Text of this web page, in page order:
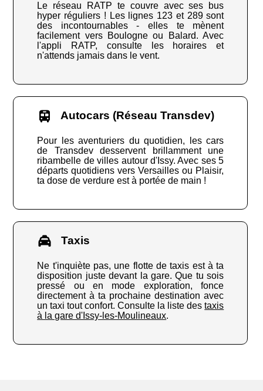
Le réseau RATP te couvre avec ses bus
hyper réguliers ! Les lignes 123 et 289 sont
des incontournables - elles te mènent
facilement vers Boulogne ou Balard. Avec
l'appli RATP, consulte les horaires et
n'attends jamais dans le vent.
Autocars (Réseau Transdev)
Pour les aventuriers du quotidien, les cars
de Transdev desservent brillamment une
ribambelle de villes autour d'Issy. Avec ses 5
départs quotidiens vers Versailles ou Plaisir,
ta dose de verdure est à portée de main !
Taxis
Ne t'inquiète pas, une flotte de taxis est à ta
disposition juste devant la gare. Que tu sois
pressé ou en mode exploration, fonce
directement à ta prochaine destination avec
un taxi tout confort. Consulte la liste destaxis
à la gare d'Issy-les-Moulineaux.